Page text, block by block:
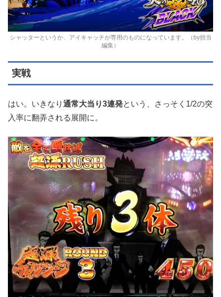
シャッターというか、アイキャッチが専用のものになっています。（by担当
編集）
実戦
はい。いきなり 通常大当り3連発という、さっそく1/2の突
入率に翻弄される展開に。